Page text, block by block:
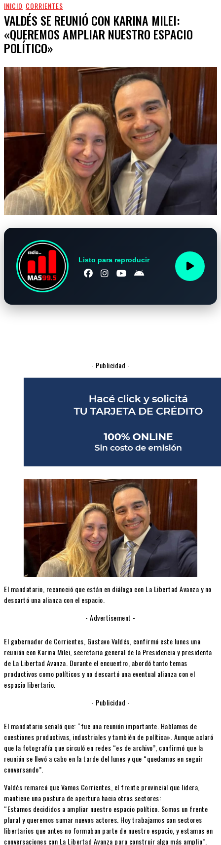
INICIO CORRIENTES
VALDÉS SE REUNIÓ CON KARINA MILEI:
«QUEREMOS AMPLIAR NUESTRO ESPACIO
POLÍTICO»
Listo para reproducir
- Publicidad -
El mandatario, reconoció que están en diálogo con La Libertad Avanza y no
descartó una alianza con el espacio.
- Advertisement -
El gobernador de Corrientes, Gustavo Valdés, confirmó este lunes una
reunión con Karina Milei, secretaria general de la Presidencia y presidenta
de La Libertad Avanza. Durante el encuentro, abordó tanto temas
productivos como políticos y no descartó una eventual alianza con el
espacio libertario.
- Publicidad -
El mandatario señaló que: “fue una reunión importante. Hablamos de
cuestiones productivas, industriales y también de política». Aunque aclaró
que la fotografía que circuló en redes “es de archivo”, confirmó que la
reunión se llevó a cabo en la tarde del lunes y que “quedamos en seguir
conversando”.
Valdés remarcó que Vamos Corrientes, el frente provincial que lidera,
mantiene una postura de apertura hacia otros sectores:
“Estamos decididos a ampliar nuestro espacio político. Somos un frente
plural y queremos sumar nuevos actores. Hoy trabajamos con sectores
libertarios que antes no formaban parte de nuestro espacio, y estamos en
conversaciones con La Libertad Avanza para construir algo más amplio”.